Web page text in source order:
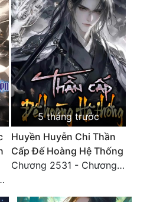
Kết Cục!
5 tháng trước
Huyền Huyễn Chi Thần
Cấp Đế Hoàng Hệ Thống
Chương 2531 - Chương cuối